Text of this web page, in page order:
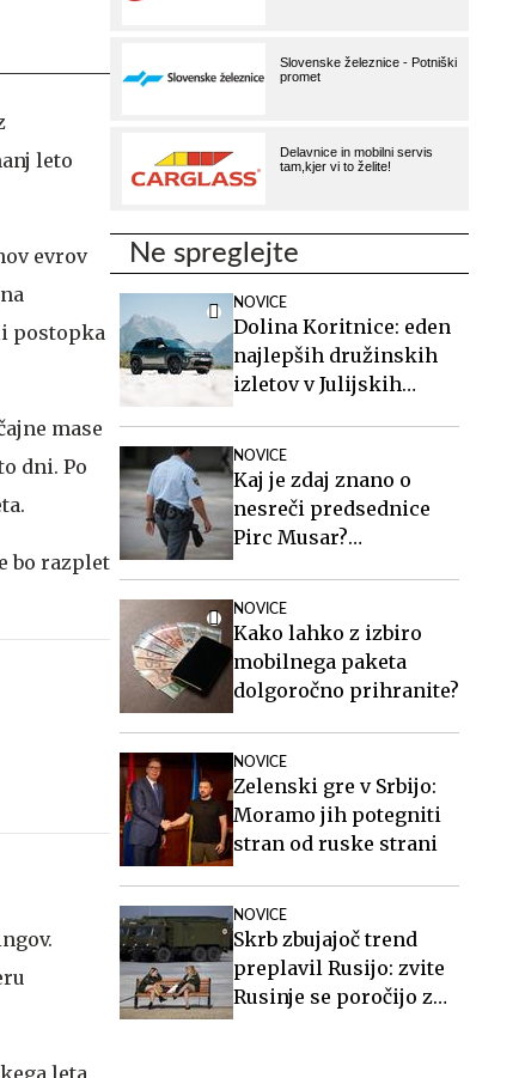
leto
evrov
postopka
mase
dni. Po
bo razplet
leta
Ne spreglejte
NOVICE
Dolina Koritnice: eden
najlepših družinskih
izletov v Julijskih
NOVICE
Kaj je zdaj znano o
nesreči predsednice
Pirc Musar?
NOVICE
Kako lahko z izbiro
mobilnega paketa
dolgoročno prihranite?
NOVICE
Zelenski gre v Srbijo:
Moramo jih potegniti
stran od ruske strani
NOVICE
Skrb zbujajoč trend
preplavil Rusijo: zvite
Rusinje se poročijo z